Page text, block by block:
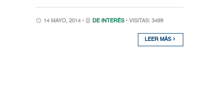
14 MAYO, 2014 • DE INTERÉS • VISITAS: 3499
LEER MÁS